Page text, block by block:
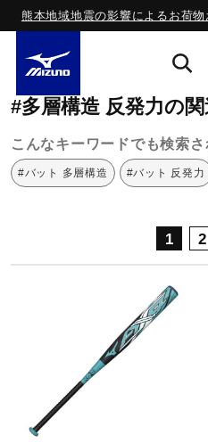
熊本地域地震の影響によるお荷
ライフスタイルウエ
サッカー／フットサ
トレーニング
ミズノ公式オンライン
#多層構造 反発力の
こんなキーワードでも検索
#バット 多層構造 #バット 反発力
1 2